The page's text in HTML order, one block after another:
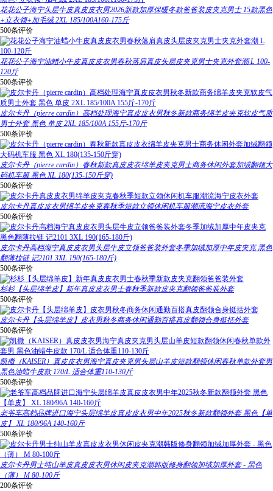
花花公子海宁头层牛皮真皮皮衣男2026新款加厚保暖冬款爸爸装皮夹克男士 15款黑色
+立衣领+加毛绒 2XL 185/100A160-175斤
500条评价
花花公子海宁油蜡小牛皮真皮皮衣男春秋落肩真皮头层皮夹克男士夹克外套潮 L 100-
120斤
500条评价
皮尔卡丹（pierre cardin）高档处理海宁真皮皮衣男秋冬新款商务绵羊皮夹克软皮气质
男士外套 黑色 单皮 2XL 185/100A 155斤-170斤
500条评价
皮尔卡丹（pierre cardin）春秋新款真皮皮衣绵羊皮夹克男士商务休闲外套加绒翻领大
码机车服 黑色 XL 180(135-150斤穿)
500条评价
皮尔卡丹真皮皮衣男绵羊皮夹克春秋季短款立领休闲机车服潮流海宁皮衣外套
500条评价
皮尔卡丹高档海宁真皮皮衣男头层牛皮立领爸爸装外套冬季加绒加厚中年皮夹克 黑色
翻薄拉链 记2101 3XL 190(165-180斤)
500条评价
杉杉【头层绵羊皮】新年真皮皮衣男士春秋季新款皮夹克翻领爸爸装外套
500条评价
皮尔卡丹【头层绵羊皮】皮衣男秋冬商务休闲通勤百搭真皮翻领合身挺括外套
500条评价
凯撒（KAISER）真皮皮衣男海宁真皮夹克男头层山羊皮短款翻领休闲春秋单款外套男
黑色油蜡牛皮款 170/L 适合体重110-130斤
500条评价
老爷车高档品牌进口海宁头层绵羊皮真皮皮衣男中年2025秋冬新款翻领外套 黑色【单
皮】 XL 180/96A 140-160斤
500条评价
皮尔卡丹男士纯山羊皮真皮皮衣男休闲皮夹克潮韩版修身翻领加绒加厚外套 - 黑色
（薄） M 80-100斤
200条评价